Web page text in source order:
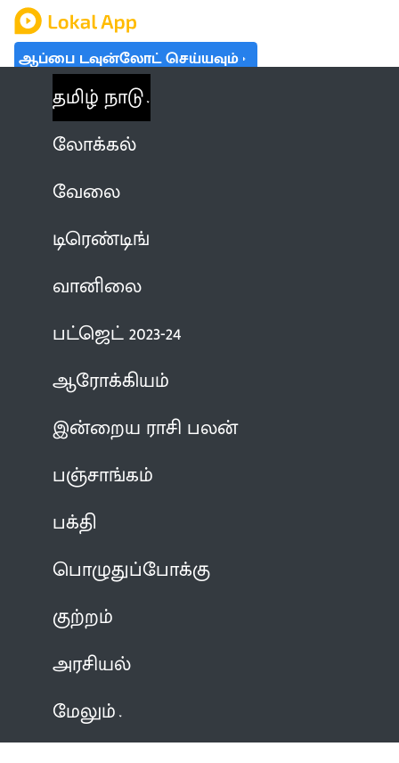
ஆப்பை டவுன்லோட் செய்யவும்
தமிழ் நாடு
லோக்கல்
வேலை
டிரெண்டிங்
வானிலை
பட்ஜெட் 2023-24
ஆரோக்கியம்
இன்றைய ராசி பலன்
பஞ்சாங்கம்
பக்தி
பொழுதுப்போக்கு
குற்றம்
அரசியல்
மேலும்